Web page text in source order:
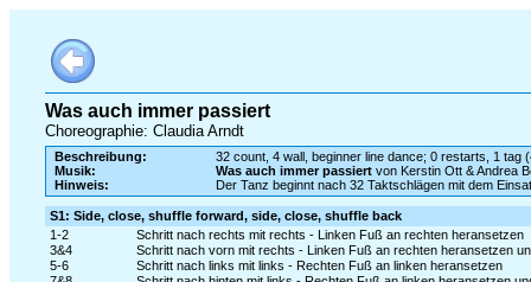
Was auch immer passiert
Choreographie: Claudia Arndt
Beschreibung:
32 count, 4 wall, beginner line dance; 0 restarts, 1 tag
Musik:
Was auch immer passiertvon Kerstin Ott & Andrea
Hinweis:
Der Tanz beginnt nach 32 Taktschlägen mit dem
S1: Side, close, shuffle forward, side, close, shuffle back
1-2
Schritt nach rechts mit rechts - Linken Fuß an rechten heransetzen
3&4
Schritt nach vorn mit rechts - Linken Fuß an rechten heransetzen
5-6
Schritt nach links mit links - Rechten Fuß an linken heransetzen